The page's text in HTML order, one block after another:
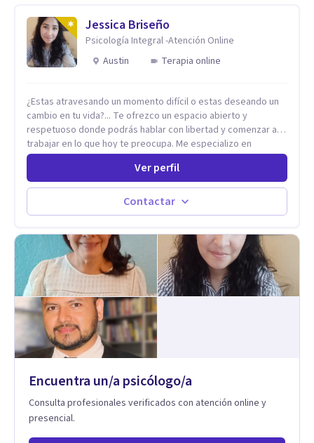
vínculo del Apego Seguro. Orientación sexual,
Acompañamiento Tanatológico. Cuidados paliativos en
enfermedades crónicas.
Jessica Briseño
Psicología Integral -Atención Online
Austin
Terapia online
¿Estas atravesando un momento difícil o estas deseando un
cambio en tu vida?... Te ofrezco un espacio abierto y
respetuoso donde podrás hablar con libertad y comenzar a
trabajar en lo que hoy te preocupa. Me especializo en
Trastornos de Ansiedad y a lo largo de mi experiencia
profesional he acompañado a muchas Familias y Parejas con
distintas problemáticas como el manejo del estrés,
Autoestima, Gestión de la Ira, Depresión, Retos en la Crianza,
Codependencia, Celos, entre otros. Cuento con más de 12
trabajado en distintos contextos clínicos con niños,
Adolescentes y Adultos
Ver perfil
Contactar
Encuentra un/a psicólogo/a
Consulta profesionales verificados con atención online y
presencial.